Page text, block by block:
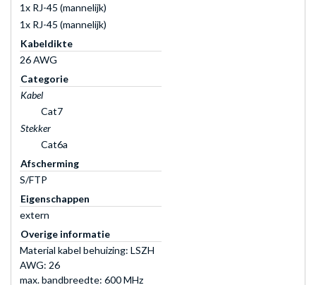
1x RJ-45 (mannelijk)
1x RJ-45 (mannelijk)
Kabeldikte
26 AWG
Categorie
Kabel
Cat7
Stekker
Cat6a
Afscherming
S/FTP
Eigenschappen
extern
Overige informatie
Material kabel behuizing: LSZH
AWG: 26
max. bandbreedte: 600 MHz